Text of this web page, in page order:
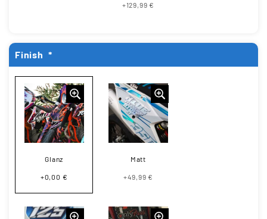
+129,99 €
Finish *
Glanz
+0,00 €
Matt
+49,99 €